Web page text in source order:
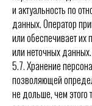
и актуальность по
данных. Оператор
или обеспечивает
или неточных данных.
5.7. Хранение
позволяющей
не дольше, чем этого